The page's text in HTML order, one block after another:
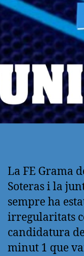
La FE Grama
Soteras i la
sempre ha
irregularitats
candidatura
minut 1 que